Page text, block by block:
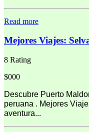
Read more
Mejores Viajes:
8 Rating
$000
Descubre Puerto
peruana . Mejores
aventura...